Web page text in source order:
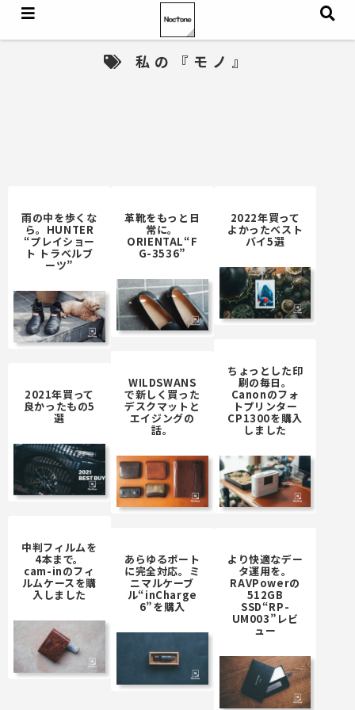
私の『モノ』
雨の中を歩くな
ら。HUNTER
“プレイショー
ト トラベルブ
ーツ”
革靴をもっと日
常に。
ORIENTAL“F
G-3536”
2022年買って
よかったベスト
バイ5選
ちょっとした印
刷の毎日。
Canonのフォ
トプリンター
CP1300を購入
しました
WILDSWANS
で新しく買った
デスクマットと
エイジングの
話。
2021年買って
良かったもの5
選
中判フィルムを
4本まで。
cam-inのフィ
ルムケースを購
入しました
あらゆるポート
に完全対応。ミ
ニマルケーブ
ル“inCharge
6”を購入
より快適なデー
タ運用を。
RAVPowerの
512GB
SSD“RP-
UM003”レビ
ュー